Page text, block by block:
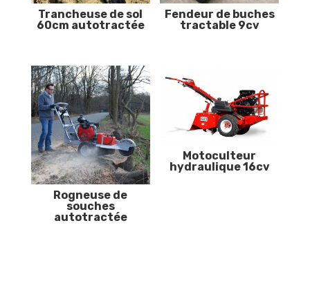
Trancheuse de sol
60cm autotractée
Fendeur de buches
tractable 9cv
Rogneuse de
souches
autotractée
Motoculteur
hydraulique 16cv